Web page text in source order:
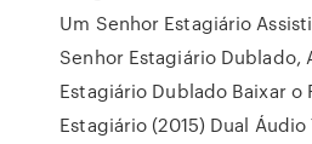
Um Senhor Estagiário
Senhor Estagiário Dublado,
Estagiário Dublado Baixar o
Estagiário (2015) Dual